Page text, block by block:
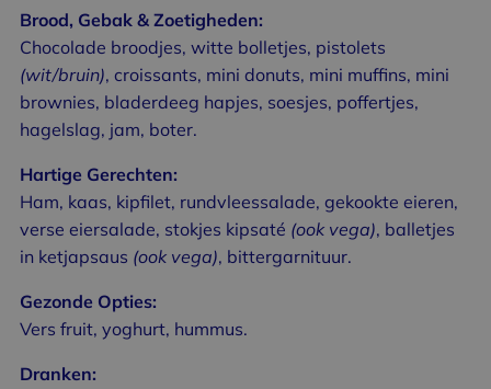
Brood, Gebak & Zoetigheden:
Chocolade broodjes, witte bolletjes, pistolets
(wit/bruin), croissants, mini donuts, mini muffins, mini
brownies, bladerdeeg hapjes, soesjes, poffertjes,
hagelslag, jam, boter.
Hartige Gerechten:
Ham, kaas, kipfilet, rundvleessalade, gekookte eieren,
verse eiersalade, stokjes kipsaté (ook vega), balletjes
in ketjapsaus (ook vega), bittergarnituur.
Gezonde Opties:
Vers fruit, yoghurt, hummus.
Dranken: